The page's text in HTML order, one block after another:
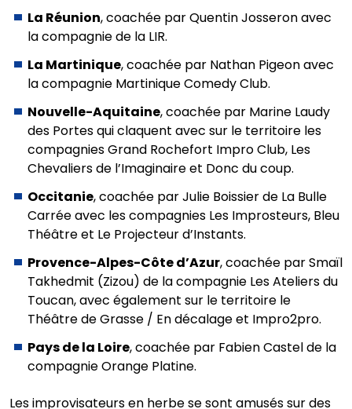
La Réunion, coachée par Quentin Josseron avec
la compagnie de la LIR.
La Martinique, coachée par Nathan Pigeon avec
la compagnie Martinique Comedy Club.
Nouvelle-Aquitaine, coachée par Marine Laudy
des Portes qui claquent avec sur le territoire les
compagnies Grand Rochefort Impro Club, Les
Chevaliers de l’Imaginaire et Donc du coup.
Occitanie, coachée par Julie Boissier de La Bulle
Carrée avec les compagnies Les Improsteurs, Bleu
Théâtre et Le Projecteur d’Instants.
Provence-Alpes-Côte d’Azur, coachée par Smaïl
Takhedmit (Zizou) de la compagnie Les Ateliers du
Toucan, avec également sur le territoire le
Théâtre de Grasse / En décalage et Impro2pro.
Pays de la Loire, coachée par Fabien Castel de la
compagnie Orange Platine.
Les improvisateurs en herbe se sont amusés sur des